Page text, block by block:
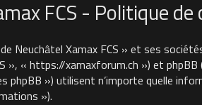
FCS - Politique
Neuchâtel Xamax FCS » et ses
« https://xamaxforum.ch ») et
») utilisent n’importe quelle
»).